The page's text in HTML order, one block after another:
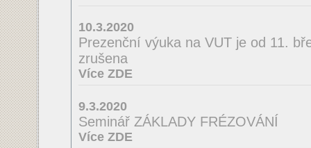
10.3.2020
Prezenční výuka na VUT je od 11.
zrušena
Více ZDE
9.3.2020
Seminář ZÁKLADY FRÉZOVÁNÍ
Více ZDE